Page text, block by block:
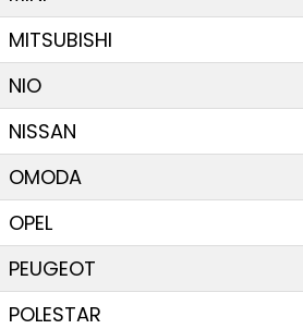
MITSUBISHI
NIO
NISSAN
OMODA
OPEL
PEUGEOT
POLESTAR